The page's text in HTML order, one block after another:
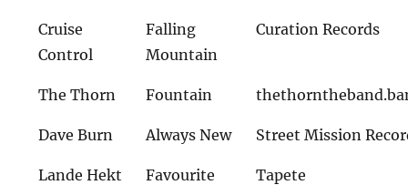
Cruise
Control
Falling
Mountain
Curation Records
The Thorn Fountain
Dave Burn Always New Street Mission
Lande Hekt
Favourite
Tapete